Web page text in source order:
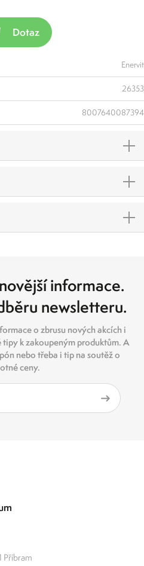
Dotaz
Enervit
26353
8007640087394
informace.
newsletteru.
o zbrusu nových akcích i
k zakoupeným produktům. A
nebo třeba i tip na soutěž o
ceny.
Příbram